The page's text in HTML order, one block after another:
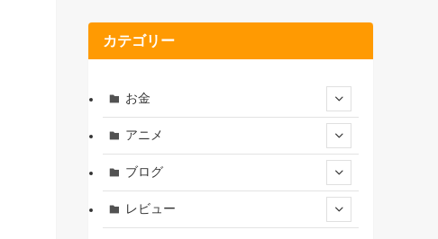
カテゴリー
お金
アニメ
ブログ
レビュー